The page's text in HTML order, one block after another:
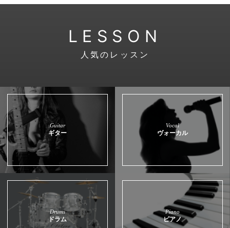
LESSON
人気のレッスン
Guitar
ギター
Vocal
ヴォーカル
Drums
ドラム
Piano
ピアノ